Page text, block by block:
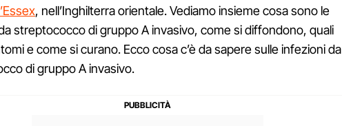
, nell’Inghilterra orientale. Vediamo insieme cosa sono le
streptococco di gruppo A invasivo, come si diffondono, quali
e come si curano. Ecco cosa c’è da sapere sulle infezioni da
di gruppo A invasivo.